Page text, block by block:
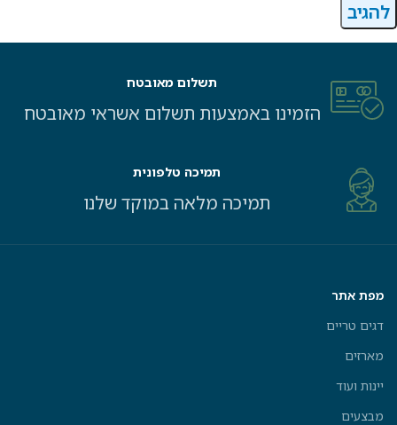
תשלום מאובטח
הזמינו באמצעות תשלום אשראי מאובטח
תמיכה טלפונית
תמיכה מלאה במוקד שלנו
מפת אתר
דגים טריים
מארזים
יינות ועוד
מבצעים